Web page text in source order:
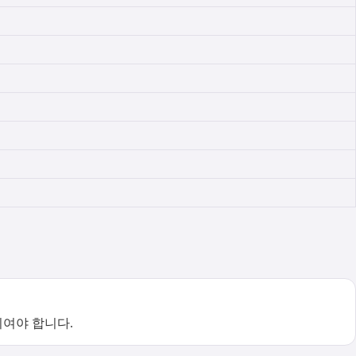
야 합니다.